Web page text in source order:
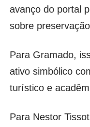
avanço do portal
sobre
Para Gramado,
ativo simbólico
turístico e
Para Nestor